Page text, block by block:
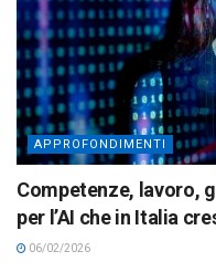
APPROFONDIMENTI
Competenze, lavoro,
per l’AI che in Italia
06/02/2026